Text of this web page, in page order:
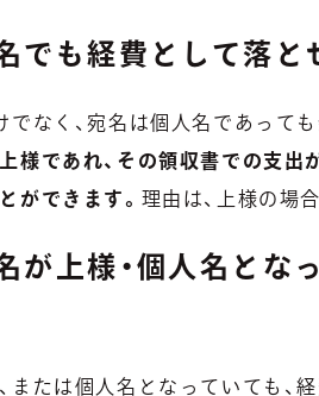
でも経費として落と
でなく、宛名は個人名であって
様であれ、その領収書での支出
ができます。 理由は、上様の場
が上様・個人名とな
または個人名となっていても、